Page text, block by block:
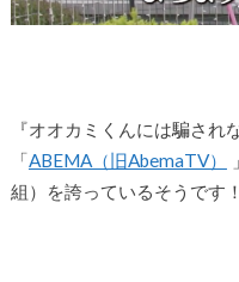
『オオカミくんには騙され
「ABEMA（旧AbemaTV）
組）を誇っているそうです！